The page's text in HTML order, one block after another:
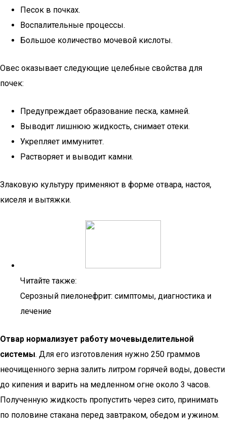
Песок в почках.
Воспалительные процессы.
Большое количество мочевой кислоты.
Овес оказывает следующие целебные свойства для
почек:
Предупреждает образование песка, камней.
Выводит лишнюю жидкость, снимает отеки.
Укрепляет иммунитет.
Растворяет и выводит камни.
Злаковую культуру применяют в форме отвара, настоя,
киселя и вытяжки.
Читайте также:
Серозный пиелонефрит: симптомы, диагностика и
лечение
Отвар нормализует работу мочевыделительной
системы. Для его изготовления нужно 250 граммов
неочищенного зерна залить литром горячей воды, довести
до кипения и варить на медленном огне около 3 часов.
Полученную жидкость пропустить через сито, принимать
по половине стакана перед завтраком, обедом и ужином.